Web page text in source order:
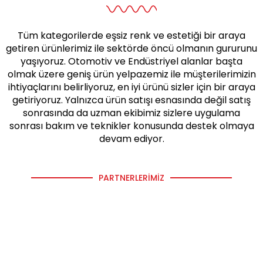
Tüm kategorilerde eşsiz renk ve estetiği bir araya
getiren ürünlerimiz ile sektörde öncü olmanın gururunu
yaşıyoruz. Otomotiv ve Endüstriyel alanlar başta
olmak üzere geniş ürün yelpazemiz ile müşterilerimizin
ihtiyaçlarını belirliyoruz, en iyi ürünü sizler için bir araya
getiriyoruz. Yalnızca ürün satışı esnasında değil satış
sonrasında da uzman ekibimiz sizlere uygulama
sonrası bakım ve teknikler konusunda destek olmaya
devam ediyor.
PARTNERLERIMIZ